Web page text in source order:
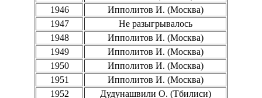
1946
Ипполитов И. (Москва)
1947
Не разыгрывалось
1948
Ипполитов И. (Москва)
1949
Ипполитов И. (Москва)
1950
Ипполитов И. (Москва)
1951
Ипполитов И. (Москва)
1952
Дудунашвили О. (Тбилиси)